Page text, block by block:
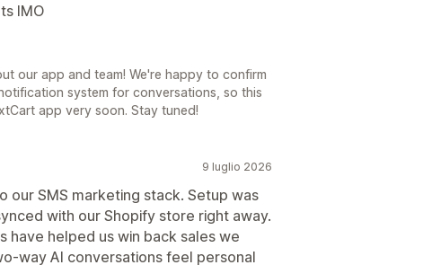
IMO
our app and team! We're happy to confirm
system for conversations, so this
app very soon. Stay tuned!
9 luglio 2026
our SMS marketing stack. Setup was
with our Shopify store right away.
helped us win back sales we
way AI conversations feel personal